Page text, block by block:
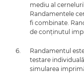
mediu al
Randamentele
fi combinate.
de conţinutul
Randamentul
testare
simularea